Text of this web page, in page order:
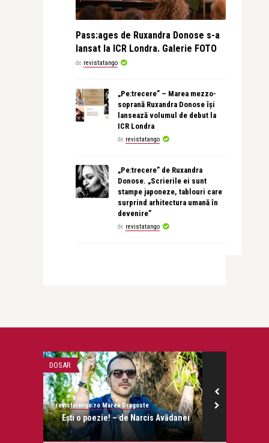
Pass:ages de Ruxandra Donose s-a
lansat la ICR Londra. Galerie FOTO
de revistatango
„Pe:trecere” – Marea mezzo-
soprană Ruxandra Donose își
lansează volumul de debut la
ICR Londra
de revistatango
„Pe:trecere” de Ruxandra
Donose. „Scrierile ei sunt
stampe japoneze, tablouri care
surprind arhitectura umană în
devenire”
de revistatango
DOSAR
revistatango.ro Marea Dragoste
Ești o poezie! – de Narcis Avădanei